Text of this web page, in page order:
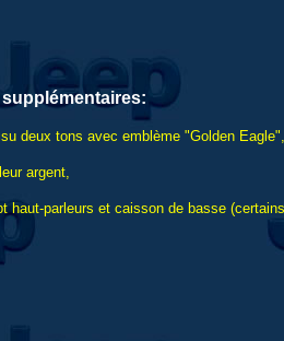
deux tons avec emblème "Golden Eagle",
argent,
haut-parleurs et caisson de basse